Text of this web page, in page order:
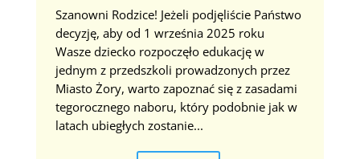
Szanowni Rodzice! Jeżeli podjęliście Państwo
decyzję, aby od 1 września 2025 roku
Wasze dziecko rozpoczęło edukację w
jednym z przedszkoli prowadzonych przez
Miasto Żory, warto zapoznać się z zasadami
tegorocznego naboru, który podobnie jak w
latach ubiegłych zostanie...